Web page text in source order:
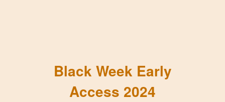
Black Week Early
Access 2024